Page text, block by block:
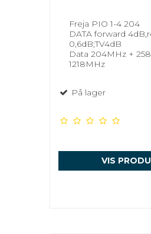
Freja PIO 1-4 204
DATA forward
0,6dB;TV4dB
Data 204MHz +
1218MHz
På lager
VIS